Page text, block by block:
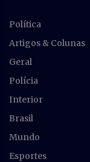
Política
Artigos & Colunas
Geral
Polícia
Interior
Brasil
Mundo
Esportes